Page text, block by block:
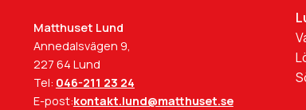
Matthuset Lund
Annedalsvägen 9,
227 64 Lund
Tel: 046-211 23 24
E-post:kontakt.lund@matthuset.se